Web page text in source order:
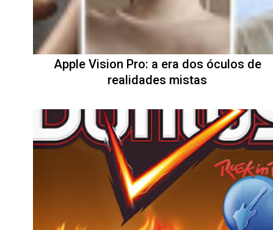
Apple Vision Pro: a era dos óculos de
realidades mistas